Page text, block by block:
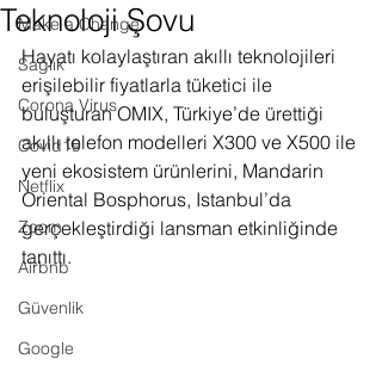
Make a Change
Sağlık
Corona Virus
Covid19
Netflix
Zoom
Airbnb
Güvenlik
Google
Teknoloji Şovu
Hayatı kolaylaştıran akıllı teknolojileri
erişilebilir fiyatlarla tüketici ile
buluşturan OMIX, Türkiye’de ürettiği
akıllı telefon modelleri X300 ve X500 ile
yeni ekosistem ürünlerini, Mandarin
Oriental Bosphorus, Istanbul’da
gerçekleştirdiği lansman etkinliğinde
tanıttı.